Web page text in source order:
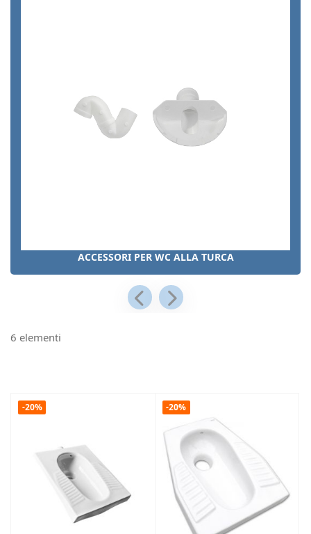
ACCESSORI PER WC ALLA TURCA
6 elementi
-20% -20%